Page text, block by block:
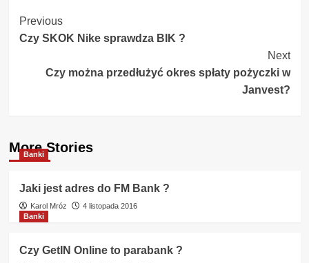
Post
Navigation
Previous
Czy SKOK Nike sprawdza BIK ?
Next
Czy można przedłużyć okres spłaty pożyczki w
Janvest?
More Stories
Banki
Jaki jest adres do FM Bank ?
Karol Mróz
4 listopada 2016
Banki
Czy GetIN Online to parabank ?